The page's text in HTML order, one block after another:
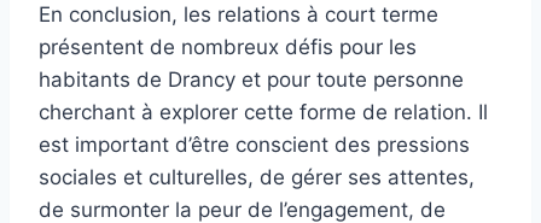
En conclusion, les relations à court terme
présentent de nombreux défis pour les
habitants de Drancy et pour toute personne
cherchant à explorer cette forme de relation. Il
est important d’être conscient des pressions
sociales et culturelles, de gérer ses attentes,
de surmonter la peur de l’engagement, de